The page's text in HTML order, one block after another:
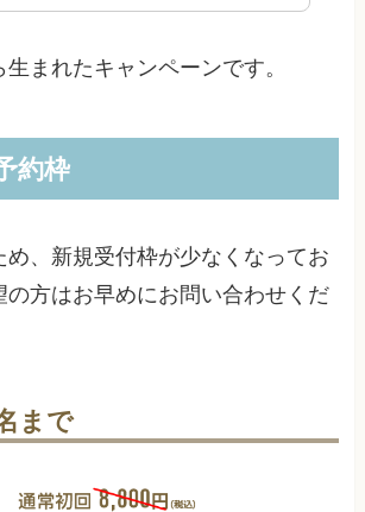
まれたキャンペーンです。
約枠
め、新規受付枠が少なくなってお
の方はお早めにお問い合わせくだ
まで